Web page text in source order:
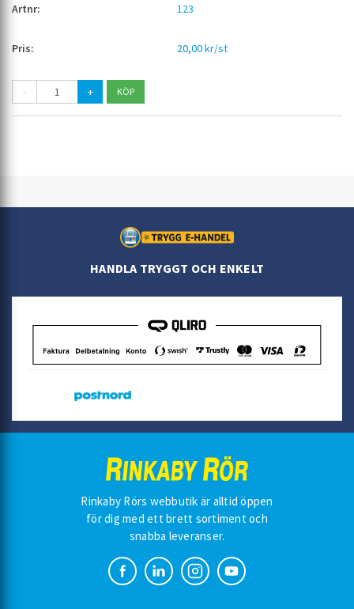
123
20,00 kr/st
- +
HANDLA TRYGGT OCH ENKELT
Rinkaby Rörs webbutik är alltid öppen
för dig med ett brett sortiment och
snabba leveranser.